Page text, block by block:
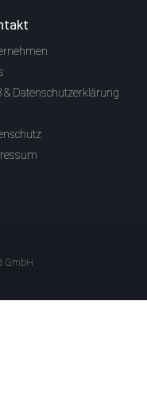
& Datenschutzerklärung
GmbH